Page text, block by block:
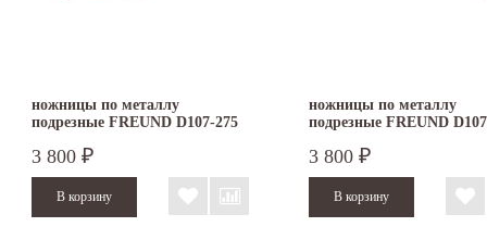
ножницы по металлу
подрезные FREUND D107-275
3 800 ₽
ножницы по металлу
подрезные FREUND
3 800 ₽